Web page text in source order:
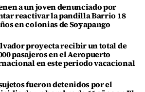
a un joven denunciado por
reactivar la pandilla Barrio 18
en colonias de Soyapango
proyecta recibir un total de
pasajeros en el Aeropuerto
en este periodo vacacional
fueron detenidos por el